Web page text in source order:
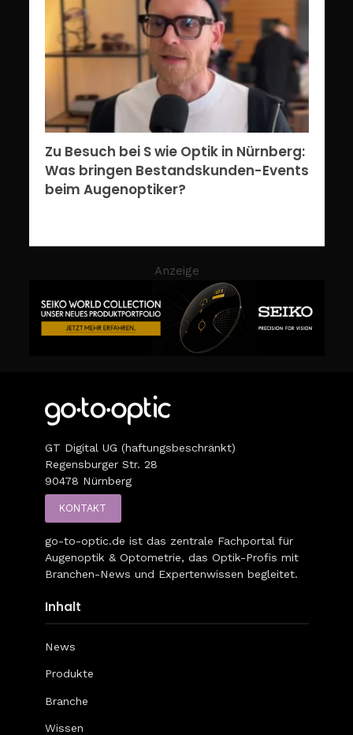
Zu Besuch bei S wie Optik in Nürnberg:
Was bringen Bestandskunden-Events
beim Augenoptiker?
Anzeige
GT Digital UG (haftungsbeschränkt)
Regensburger Str. 28
90478 Nürnberg
KONTAKT
go-to-optic.de ist das zentrale Fachportal für
Augenoptik & Optometrie, das Optik-Profis mit
Branchen-News und Expertenwissen begleitet.
Inhalt
News
Produkte
Branche
Wissen